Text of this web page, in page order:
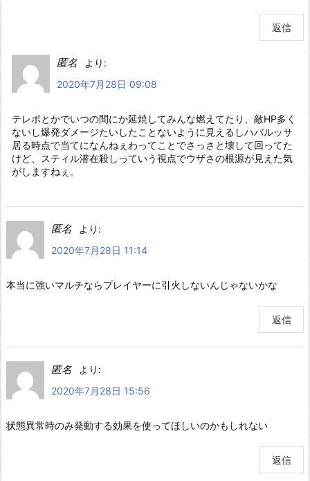
返信
匿名
より:
2020年7月28日 09:08
テレポとかでいつの間にか延焼してみんな燃えてたり、敵HP多く
ないし爆発ダメージたいしたことないように見えるしハバルッサ
居る時点で当てになんねぇわってことでさっさと壊して回ってた
けど、スティル潜在殺しっていう視点でウザさの根源が見えた気
がしますねぇ。
匿名
より:
2020年7月28日 11:14
本当に強いマルチならプレイヤーに引火しないんじゃないかな
返信
匿名
より:
2020年7月28日 15:56
状態異常時のみ発動する効果を使ってほしいのかもしれない
返信